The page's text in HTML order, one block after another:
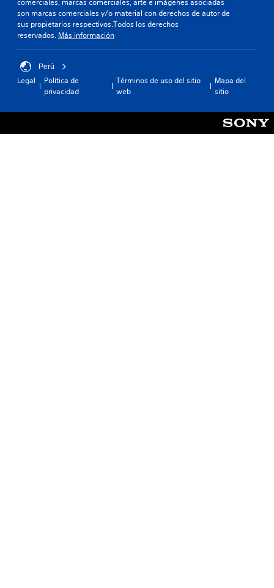
son marcas comerciales y/o material con derechos de autor de
sus propietarios respectivos.Todos los derechos
reservados. Más información
Perú
Legal
Política de
privacidad
Términos de uso del sitio
web
Mapa del
sitio